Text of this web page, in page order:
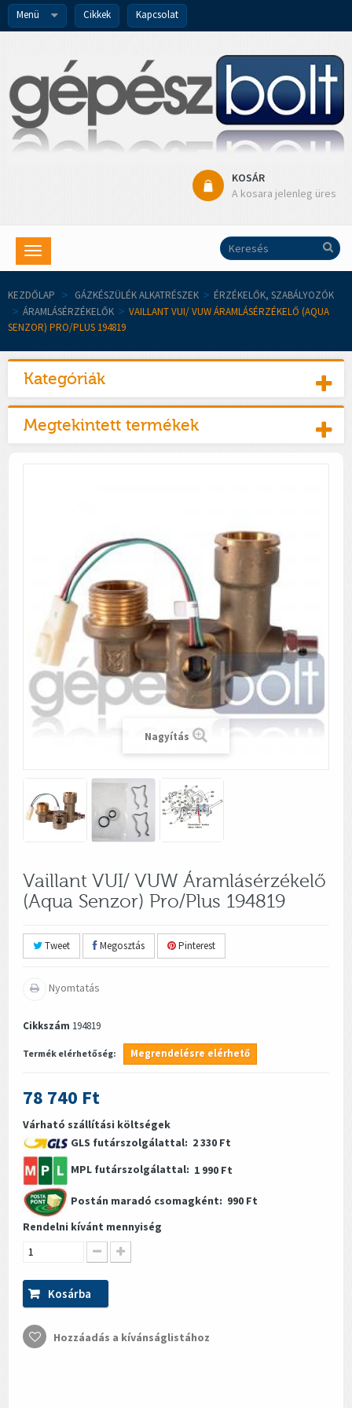
Menü Cikkek Kapcsolat
KOSÁR
A kosara jelenleg üres
Toggle
navigation
KEZDŐLAP > GÁZKÉSZÜLÉK ALKATRÉSZEK > ÉRZÉKELŐK, SZABÁLYOZÓK
> ÁRAMLÁSÉRZÉKELŐK > VAILLANT VUI/ VUW ÁRAMLÁSÉRZÉKELŐ (AQUA
SENZOR) PRO/PLUS 194819
Kategóriák
Megtekintett termékek
Nagyítás
Vaillant VUI/ VUW Áramlásérzékelő
(Aqua Senzor) Pro/Plus 194819
Tweet Megosztás Pinterest
Nyomtatás
Cikkszám 194819
Termék elérhetőség: Megrendelésre elérhető
78 740 Ft
Várható szállítási költségek
GLS futárszolgálattal: 2 330 Ft
MPL futárszolgálattal: 1 990 Ft
Postán maradó csomagként: 990 Ft
Rendelni kívánt mennyiség
Kosárba
Hozzáadás a kívánságlistához